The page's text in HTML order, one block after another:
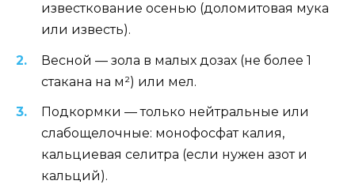
известкование осенью (доломитовая мука
или известь).
Весной — зола в малых дозах (не более 1
стакана на м²) или мел.
Подкормки — только нейтральные или
слабощелочные: монофосфат калия,
кальциевая селитра (если нужен азот и
кальций).